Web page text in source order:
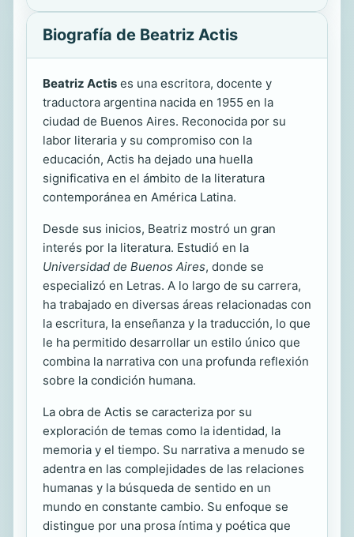
Biografía de Beatriz Actis
Beatriz Actis es una escritora, docente y
traductora argentina nacida en 1955 en la
ciudad de Buenos Aires. Reconocida por su
labor literaria y su compromiso con la
educación, Actis ha dejado una huella
significativa en el ámbito de la literatura
contemporánea en América Latina.
Desde sus inicios, Beatriz mostró un gran
interés por la literatura. Estudió en la
Universidad de Buenos Aires, donde se
especializó en Letras. A lo largo de su carrera,
ha trabajado en diversas áreas relacionadas con
la escritura, la enseñanza y la traducción, lo que
le ha permitido desarrollar un estilo único que
combina la narrativa con una profunda reflexión
sobre la condición humana.
La obra de Actis se caracteriza por su
exploración de temas como la identidad, la
memoria y el tiempo. Su narrativa a menudo se
adentra en las complejidades de las relaciones
humanas y la búsqueda de sentido en un
mundo en constante cambio. Su enfoque se
distingue por una prosa íntima y poética que